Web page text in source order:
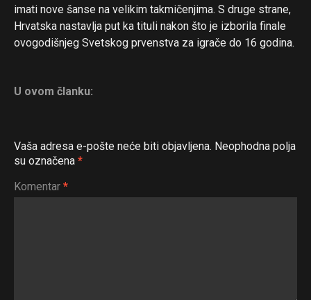
imati nove šanse na velikim takmičenjima. S druge strane,
Hrvatska nastavlja put ka tituli nakon što je izborila finale
ovogodišnjeg Svetskog prvenstva za igrače do 16 godina.
U ovom članku:
Vaša adresa e-pošte neće biti objavljena. Neophodna polja
su označena *
Komentar *